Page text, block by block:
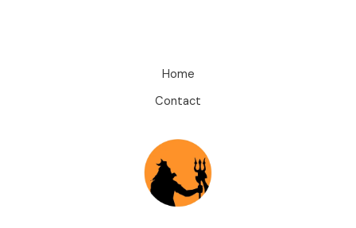
Home
Contact